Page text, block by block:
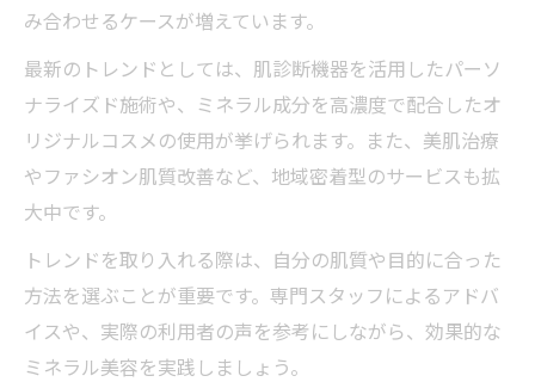
み合わせるケースが増えています。
最新のトレンドとしては、肌診断機器を活用したパーソ
ナライズド施術や、ミネラル成分を高濃度で配合したオ
リジナルコスメの使用が挙げられます。また、美肌治療
やファシオン肌質改善など、地域密着型のサービスも拡
大中です。
トレンドを取り入れる際は、自分の肌質や目的に合った
方法を選ぶことが重要です。専門スタッフによるアドバ
イスや、実際の利用者の声を参考にしながら、効果的な
ミネラル美容を実践しましょう。